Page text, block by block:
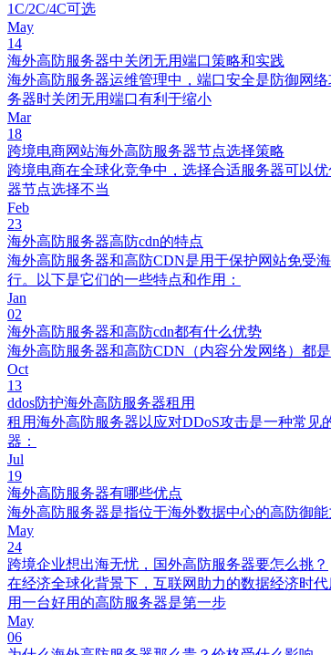
1C/2C/4C可选
May
14
海外高防服务器中关闭无用端口策略和实践
海外高防服务器运维管理中，端口安全是防御网
务器时关闭无用端口有利于缩小
Mar
18
跨境电商网站海外高防服务器节点选择策略
跨境电商在全球化竞争中，选择合适服务器可以
器节点选择不当
Feb
23
海外高防服务器高防cdn的特点
海外高防服务器和高防CDN是用于保护网站免受
行。以下是它们的一些特点和作用：
Jan
02
海外高防服务器和高防cdn都有什么优势
海外高防服务器和高防CDN（内容分发网络）都
Oct
13
ddos防护海外高防服务器租用
租用海外高防服务器以应对DDoS攻击是一种常
器：
Jul
19
海外高防服务器有哪些优点
海外高防服务器是指位于海外数据中心的高防御
May
24
跨境企业想出海无忧，国外高防服务器要怎么挑？
在经济全球化背景下，互联网助力的数据经济时
用一台好用的高防服务器是第一步
May
06